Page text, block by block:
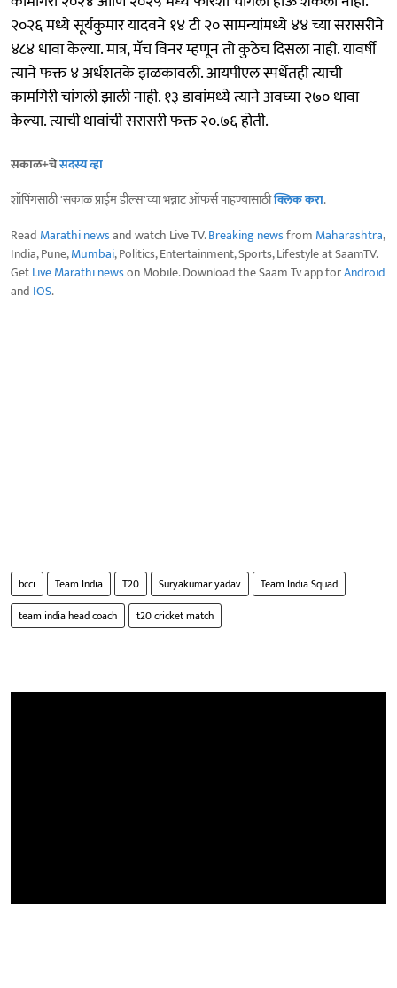
२०२६ मध्ये सूर्यकुमार यादवने १४ टी २० सामन्यांमध्ये ४४ च्या सरासरीने
४८४ धावा केल्या. मात्र, मॅच विनर म्हणून तो कुठेच दिसला नाही. यावर्षी
त्याने फक्त ४ अर्धशतके झळकावली. आयपीएल स्पर्धेतही त्याची
कामगिरी चांगली झाली नाही. १३ डावांमध्ये त्याने अवघ्या २७० धावा
केल्या. त्याची धावांची सरासरी फक्त २०.७६ होती.
सकाळ+चेसदस्य व्हा
शॉपिंगसाठी 'सकाळ प्राईम डील्स'च्या भन्नाट ऑफर्स पाहण्यासाठीक्लिक करा.
Read Marathi newsand watch Live TV.Breaking newsfrom Maharashtra,
India, Pune,Mumbai, Politics, Entertainment, Sports, Lifestyle at SaamTV.
GetLive Marathi newson Mobile. Download the Saam Tv app forAndroid
and IOS.
bcci Team India T20 Suryakumar yadav
Team India Squad
team india head coach
t20 cricket match